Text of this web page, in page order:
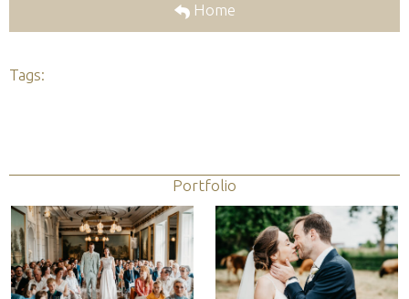
Home
Tags:
Portfolio